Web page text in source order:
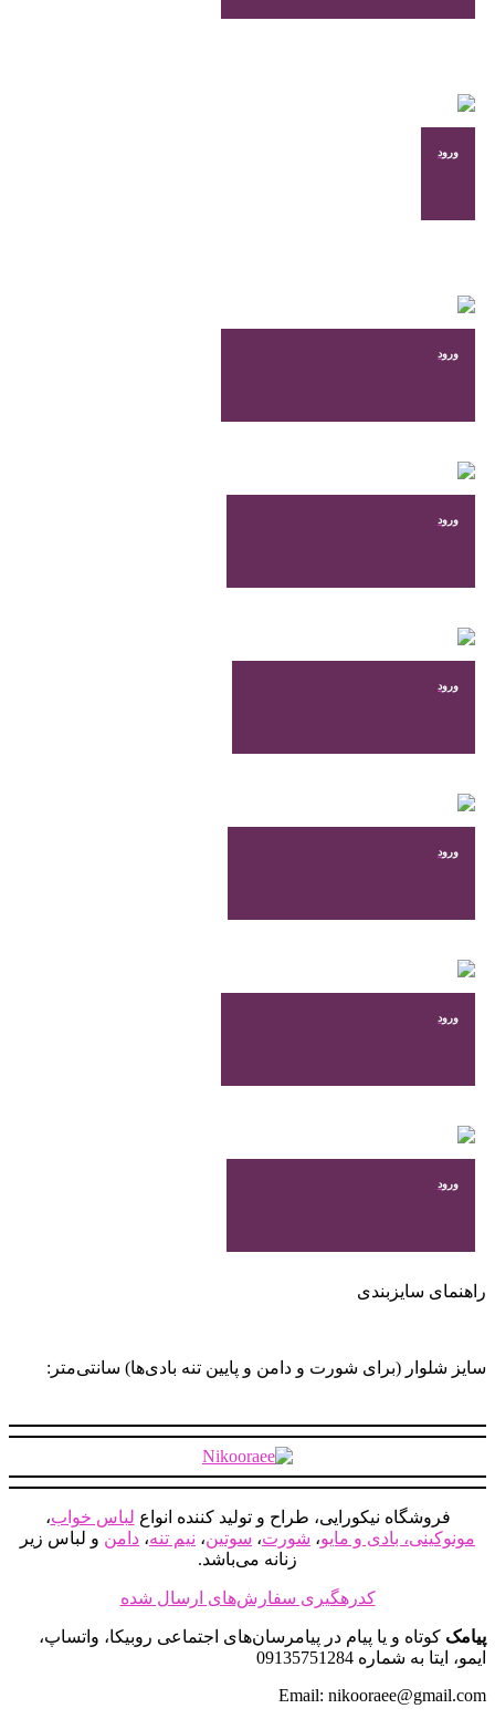
ورود
ورود
ورود
ورود
ورود
ورود
ورود
راهنمای سایزبندی
سایز شلوار (برای شورت و دامن و پایین تنه بادی‌ها) سانتی‌متر:
فروشگاه نیکورایی، طراح و تولید کننده انواع لباس خواب،
مونوکینی، بادی و مایو، شورت، سوتین، نیم تنه، دامن و لباس زیر
زنانه می‌باشد.
کدرهگیری سفارش‌های ارسال شده
پیامک کوتاه و یا پیام در پیامرسان‌های اجتماعی روبیکا، واتساپ،
ایمو، ایتا به شماره 09135751284
Email: nikooraee@gmail.com